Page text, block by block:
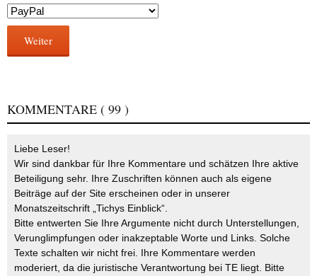
Weiter
KOMMENTARE ( 99 )
Liebe Leser!
Wir sind dankbar für Ihre Kommentare und schätzen Ihre aktive
Beteiligung sehr. Ihre Zuschriften können auch als eigene
Beiträge auf der Site erscheinen oder in unserer
Monatszeitschrift „Tichys Einblick“.
Bitte entwerten Sie Ihre Argumente nicht durch Unterstellungen,
Verunglimpfungen oder inakzeptable Worte und Links. Solche
Texte schalten wir nicht frei. Ihre Kommentare werden
moderiert, da die juristische Verantwortung bei TE liegt. Bitte